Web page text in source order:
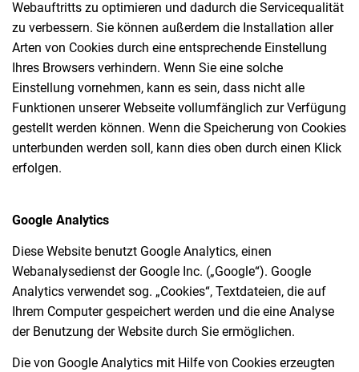
Webauftritts zu optimieren und dadurch die Servicequalität
zu verbessern. Sie können außerdem die Installation aller
Arten von Cookies durch eine entsprechende Einstellung
Ihres Browsers verhindern. Wenn Sie eine solche
Einstellung vornehmen, kann es sein, dass nicht alle
Funktionen unserer Webseite vollumfänglich zur Verfügung
gestellt werden können. Wenn die Speicherung von Cookies
unterbunden werden soll, kann dies oben durch einen Klick
erfolgen.
Google Analytics
Diese Website benutzt Google Analytics, einen
Webanalysedienst der Google Inc. („Google“). Google
Analytics verwendet sog. „Cookies“, Textdateien, die auf
Ihrem Computer gespeichert werden und die eine Analyse
der Benutzung der Website durch Sie ermöglichen.
Die von Google Analytics mit Hilfe von Cookies erzeugten